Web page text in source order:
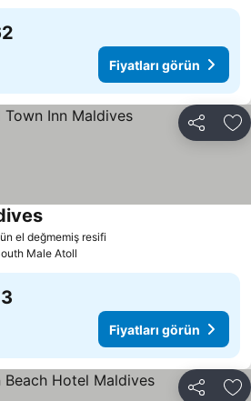
Fiyatları görün
Paylaş
el değmemiş resifi
Fiyatları görün
Male Atoll
Fiyatları görün
Paylaş